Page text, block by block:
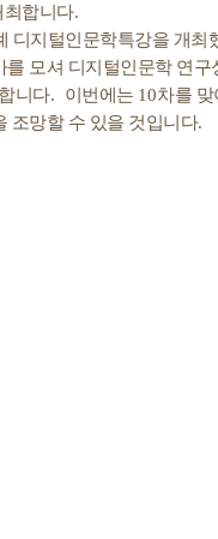
최합니다.
디지털인문학특강을 개최
를 모셔 디지털인문학 연
니다. 이번에는 10차를
조망할 수 있을 것입니다.